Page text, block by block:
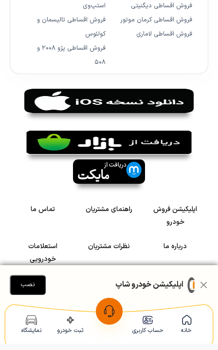
خانه حساب کاربری ثبت خودرو نمایشگاه
فروش اقساطی دیگنیتی
فروش اقساطی کرمان موتور
فروش اقساطی لاماری
استپ‌وی
فروش اقساطی تالیسمان و
کولئوس
فروش اقساطی پژو ۲۰۰۸ و
۵۰۸
اپلیکیشن فروش
خودرو
راهنمای مشتریان تماس ما
درباره ما نظرات مشتریان
استعلامات
خودرویی
سرمایه گذاری در
رضایت مشتریان
Copyright © 2005-2026 Khodroshop.ir
اپلیکیشن خودرو شاپ نصب